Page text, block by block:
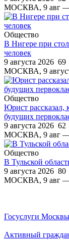
МОСКВА, 9 авг
Общество
В Нигере при
человек
9 августа 2026 69
МОСКВА, 9
Общество
Юрист
будущих
9 августа 2026 62
МОСКВА, 9 авг
Общество
В Тульской
9 августа 2026 80
МОСКВА, 9 авг
Госуслуги Москвы
Активный